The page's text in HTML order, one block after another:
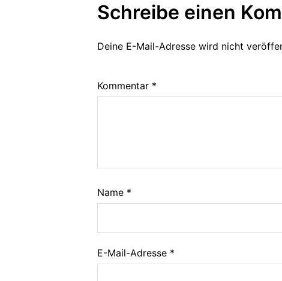
Schreibe einen
Deine E-Mail-Adresse wird nicht
Kommentar *
Name *
E-Mail-Adresse *